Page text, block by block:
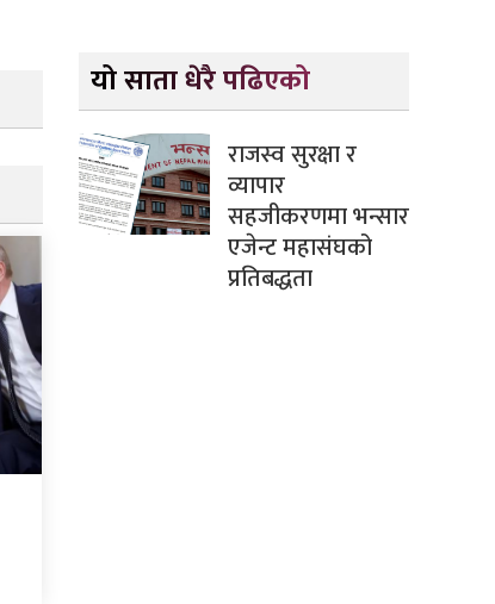
यो साता धेरै पढिएको
राजस्व सुरक्षा र
व्यापार
सहजीकरणमा भन्सार
एजेन्ट महासंघको
प्रतिबद्धता